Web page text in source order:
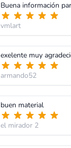
Buena información
vmlart
exelente muy
armando52
buen material
el mirador 2